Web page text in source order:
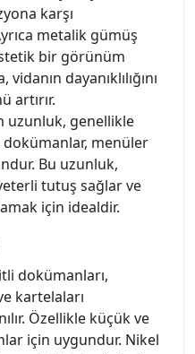
karşı
metalik gümüş
bir görünüm
dayanıklılığını
artırır.
uzunluk, genellikle
menüler
Bu uzunluk,
tutuş sağlar ve
için idealdir.
dokümanları,
kartelaları
Özellikle küçük ve
için uygundur. Nikel